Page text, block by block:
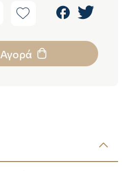
Αγορά